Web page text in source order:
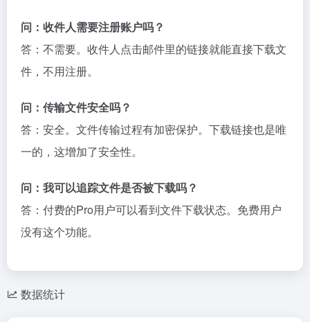
问：收件人需要注册账户吗？
答：不需要。收件人点击邮件里的链接就能直接下载文
件，不用注册。
问：传输文件安全吗？
答：安全。文件传输过程有加密保护。下载链接也是唯
一的，这增加了安全性。
问：我可以追踪文件是否被下载吗？
答：付费的Pro用户可以看到文件下载状态。免费用户
没有这个功能。
数据统计